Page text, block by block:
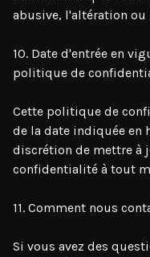
abusive, l'altération
10. Date d'entrée en
politique de
Cette politique de
de la date indiquée en
discrétion de mettre à
confidentialité à tout
11. Comment nous
Si vous avez des